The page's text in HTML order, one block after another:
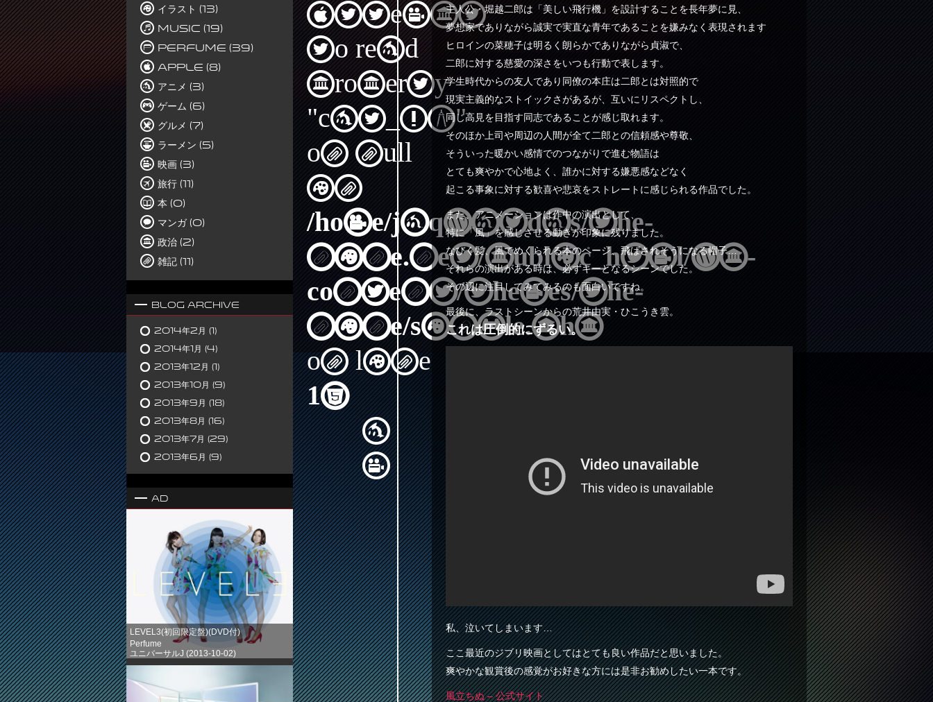
イラスト (13)
Music (19)
Perfume (39)
Apple (8)
アニメ (3)
ゲーム (6)
グルメ (7)
ラーメン (5)
映画 (3)
旅行 (11)
本 (0)
マンガ (0)
政治 (2)
雑記 (11)
Blog Archive
2014年2月 (1)
2014年1月 (4)
2013年12月 (1)
2013年10月 (9)
2013年9月 (18)
2013年8月 (16)
2013年7月 (29)
2013年6月 (9)
Ad
LEVEL3(初回限定盤)(DVD付)
Perfume
ユニバーサルJ (2013-10-02)
売り上げランキング: 1
Attempt
to read
property
"cat_ID"
on null
in
/home/jaqwatdas/the-
nine.net/public_html/wp-
content/themes/the-
nine/single.php
on line
15
主人公・堀越二郎は「美しい飛行機」を設計することを長年夢に見、
夢想家でありながら誠実で実直な青年であることを嫌みなく表現されます
ヒロインの菜穂子は明るく朗らかでありながら貞淑で、
二郎に対する慈愛の深さをいつも行動で表します。
学生時代からの友人であり同僚の本庄は二郎とは対照的で
現実主義的なストイックさがあるが、互いにリスペクトし、
同じ高見を目指す同志であることが感じ取れます。
そのほか上司や周辺の人間が全て二郎との信頼感や尊敬、
そういった暖かい感情でのつながりで進む物語は
とても爽やかで心地よく、誰かに対する嫌悪感などなく
起こる事象に対する歓喜や悲哀をストレートに感じられる作品でした。
また、アニメーションは作中の演出として、
特に「風」を感じさせる動きが印象に残りました。
なびく髪、風でめくられる本のページ、飛ばされそうになる帽子…
それらの演出がある時は、必ずキーとなるシーンでした。
その辺に注目してみてみるのも面白いですね。
最後に、ラストシーンからの荒井由実・ひこうき雲。
これは圧倒的にずるい。
私、泣いてしまいます…
ここ最近のジブリ映画としてはとても良い作品だと思いました。
爽やかな観賞後の感覚がお好きな方には是非お勧めしたい一本です。
風立ちぬ – 公式サイト